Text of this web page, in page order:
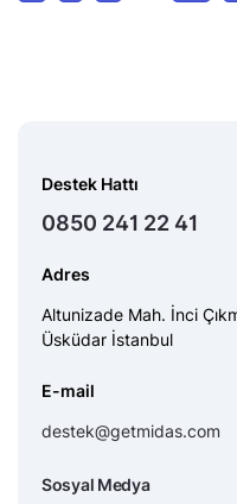
Destek Hattı
0850 241 22 41
Adres
Altunizade Mah. İnci
Üsküdar İstanbul
E-mail
destek@getmidas.com
Sosyal Medya